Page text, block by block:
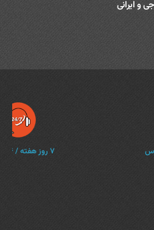
و ایرانی
۷ روز هفته / ۲۴ ساعته